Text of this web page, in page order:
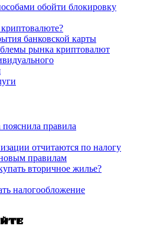
обойти блокировку
криптовалюте?
банковской карты
рынка криптовалют
правила
отчитаются по налогу
правилам
вторичное жилье?
налогообложение